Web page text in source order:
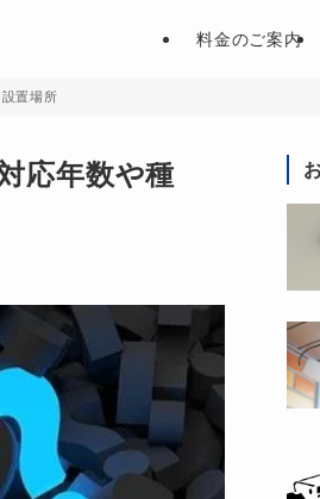
料金のご案内
置場所
応年数や種